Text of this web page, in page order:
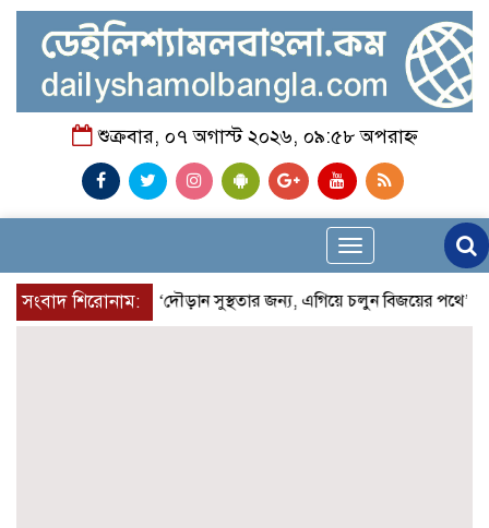
শুক্রবার, ০৭ অগাস্ট ২০২৬, ০৯:৫৮ অপরাহ্ন
Toggle
navigation
সংবাদ শিরোনাম:‘দৌড়ান সুস্থতার জন্য, এগিয়ে চলুন বিজয়ের